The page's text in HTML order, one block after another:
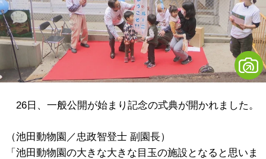
26日、一般公開が始まり記念の式典が開かれました。
（池田動物園／忠政智登士 副園長）
「池田動物園の大きな大きな目玉の施設となると思いま